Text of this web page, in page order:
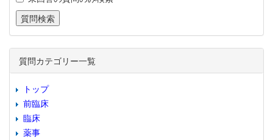
質問カテゴリー一覧
トップ
前臨床
臨床
薬事